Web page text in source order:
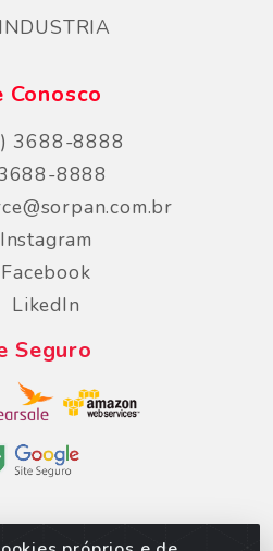
Conosco
3688-8888
8888
Instagram
Facebook
LikedIn
Seguro